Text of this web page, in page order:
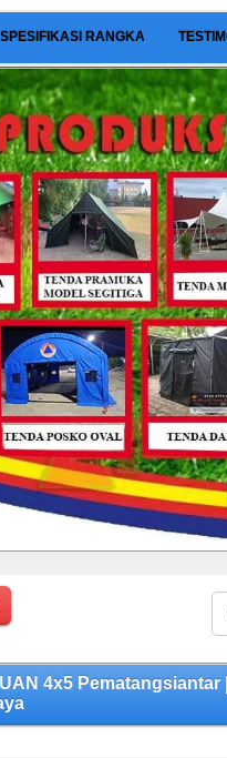
SPESIFIKASI RANGKA
4x5